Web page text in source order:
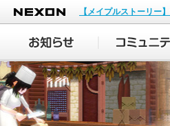
NEXON
【メイプルストーリー